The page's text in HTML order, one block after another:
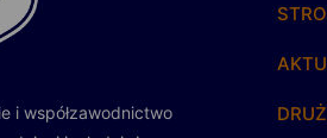
i współzawodnictwo